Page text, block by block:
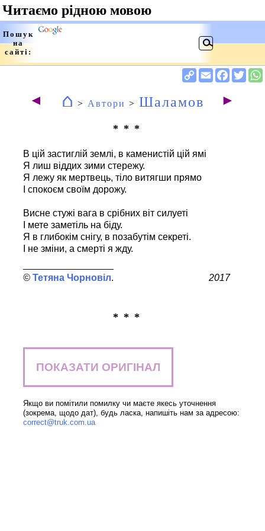
◄ ⌂ > Автори > Шаламов ►
* * *
В цій застиглій землі, в каменистій цій ямі
Я лиш віддих зими стережу.
Я лежу як мертвець, тіло витягши прямо
І спокоєм своїм дорожу.
Висне стужі вага в срібних віт силуеті
І мете заметіль на біду.
Я в глибокім снігу, в позабутім секреті.
І не зміни, а смерті я жду.
Тетяна Чорновіл 2017
* * *
ПОКАЗАТИ ОРИГІНАЛ
Якщо ви помітили помилку чи маєте якесь уточнення
(зокрема, щодо дат), будь ласка, напишіть нам за адресою:
correct@truk.com.ua